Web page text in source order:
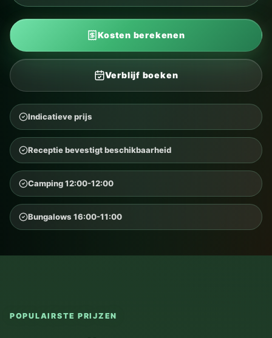
Kosten berekenen
Verblijf boeken
Indicatieve prijs
Receptie bevestigt beschikbaarheid
Camping 12:00-12:00
Bungalows 16:00-11:00
POPULAIRSTE PRIJZEN